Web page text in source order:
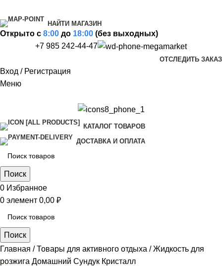
НАЙТИ МАГАЗИН
Открыто c 8:00 до 18:00 (без выходных)
+7 985 242-44-47
ОТСЛЕДИТЬ ЗАКАЗ
Вход / Регистрация
Меню
КАТАЛОГ ТОВАРОВ
ДОСТАВКА И ОПЛАТА
Поиск
0 Избранное
0 элемент 0,00 ₽
Поиск
Главная
Товары для активного отдыха
Жидкость для
розжига Домашний Сундук Кристалл